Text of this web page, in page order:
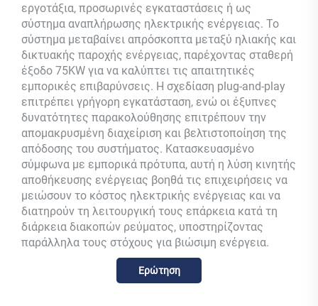
εργοτάξια, προσωρινές εγκαταστάσεις ή ως
σύστημα αναπλήρωσης ηλεκτρικής ενέργειας. Το
σύστημα μεταβαίνει απρόσκοπτα μεταξύ ηλιακής και
δικτυακής παροχής ενέργειας, παρέχοντας σταθερή
έξοδο 75KW για να καλύπτει τις απαιτητικές
εμπορικές επιβαρύνσεις. Η σχεδίαση plug-and-play
επιτρέπει γρήγορη εγκατάσταση, ενώ οι έξυπνες
δυνατότητες παρακολούθησης επιτρέπουν την
απομακρυσμένη διαχείριση και βελτιστοποίηση της
απόδοσης του συστήματος. Κατασκευασμένο
σύμφωνα με εμπορικά πρότυπα, αυτή η λύση κινητής
αποθήκευσης ενέργειας βοηθά τις επιχειρήσεις να
μειώσουν το κόστος ηλεκτρικής ενέργειας και να
διατηρούν τη λειτουργική τους επάρκεια κατά τη
διάρκεια διακοπών ρεύματος, υποστηρίζοντας
παράλληλα τους στόχους για βιώσιμη ενέργεια.
Ερώτηση